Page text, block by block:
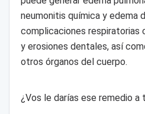
neumonitis química y edema
complicaciones respiratorias
y erosiones dentales, así
otros órganos del cuerpo.
¿Vos le darías ese remedio a